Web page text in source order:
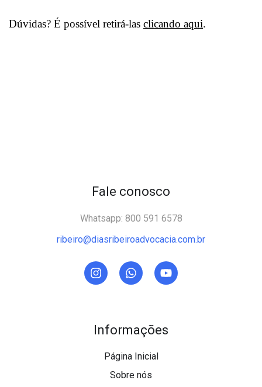
Dúvidas? É possível retirá-las clicando aqui.
Informações
Página Inicial
Sobre nós
Fale conosco
Whatsapp: 800 591 6578
ribeiro@diasribeiroadvocacia.com.br